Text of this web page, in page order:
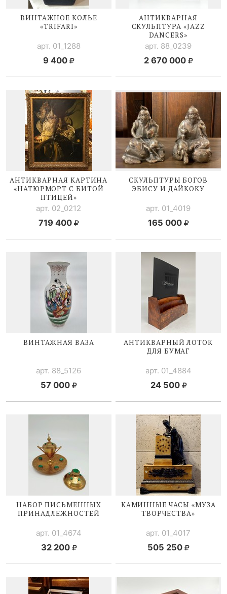
ВИНТАЖНОЕ КОЛЬЕ
«TRIFARI»
арт. 01_1288
9 400
АНТИКВАРНАЯ
СКУЛЬПТУРА «JAZZ
DANCERS»
арт. 88_0239
2 670 000
АНТИКВАРНАЯ КАРТИНА
«НАТЮРМОРТ С БИТОЙ
ПТИЦЕЙ»
арт. 02_0212
719 400
СКУЛЬПТУРЫ БОГОВ
ЭБИСУ И ДАЙКОКУ
арт. 01_4019
165 000
ВИНТАЖНАЯ ВАЗА
арт. 88_5126
57 000
АНТИКВАРНЫЙ ЛОТОК
ДЛЯ БУМАГ
арт. 01_4884
24 500
НАБОР ПИСЬМЕННЫХ
ПРИНАДЛЕЖНОСТЕЙ
арт. 01_4674
32 200
КАМИННЫЕ ЧАСЫ «МУЗА
ТВОРЧЕСТВА»
арт. 01_4017
505 250